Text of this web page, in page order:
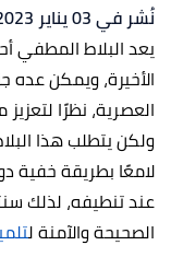
نُشر في 03 يناير 2023
يعد البلاط المطفي
الأخيرة، ويمكن عده
العصرية، نظرًا
ولكن يتطلب هذا
لامعًا بطريقة خفية
عند تنطيفه، لذلك
الصحيحة والآمنة ل